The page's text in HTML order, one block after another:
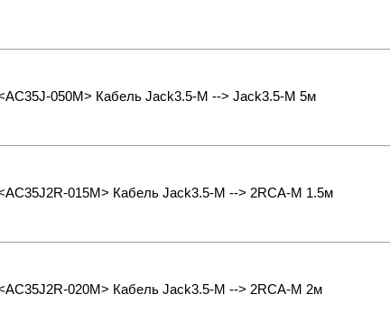
050M> Кабель Jack3.5-M --> Jack3.5-M 5м
015M> Кабель Jack3.5-M --> 2RCA-M 1.5м
020M> Кабель Jack3.5-M --> 2RCA-M 2м